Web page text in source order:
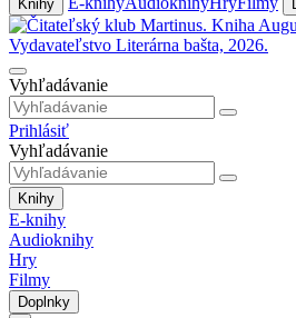
Knihy
Vyhľadávanie
Prihlásiť
Vyhľadávanie
Knihy
E-knihy
Audioknihy
Hry
Filmy
Doplnky